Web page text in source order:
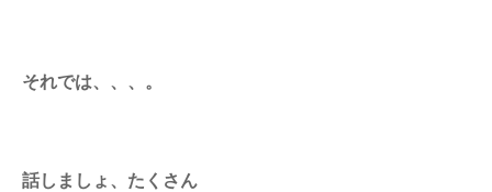
それでは、、、。
話しましょ、たくさん